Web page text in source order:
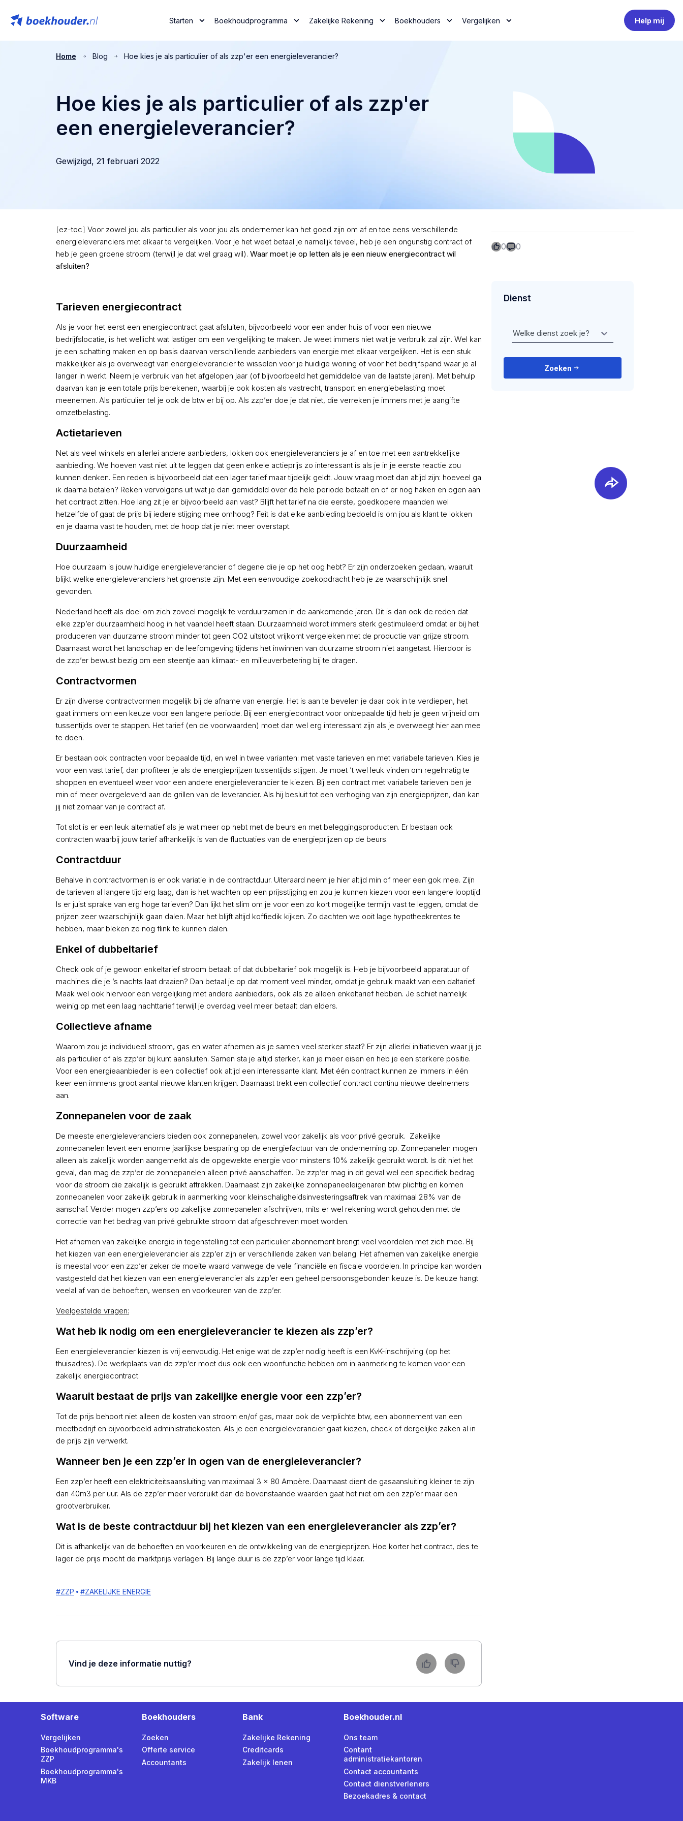
Starten Boekhoudprogramma Zakelijke Rekening Boekhouders Vergelijken Help mij
Home Blog Hoe kies je als particulier of als zzp'er een energieleverancier?
Hoe kies je als particulier of als zzp'er
een energieleverancier?
Gewijzigd, 21 februari 2022
[ez-toc] Voor zowel jou als particulier als voor jou als ondernemer kan het goed zijn om af en toe eens verschillende
energieleveranciers met elkaar te vergelijken. Voor je het weet betaal je namelijk teveel, heb je een ongunstig contract of
heb je geen groene stroom (terwijl je dat wel graag wil). Waar moet je op letten als je een nieuw energiecontract wil
afsluiten?
Tarieven energiecontract
Als je voor het eerst een energiecontract gaat afsluiten, bijvoorbeeld voor een ander huis of voor een nieuwe
bedrijfslocatie, is het wellicht wat lastiger om een vergelijking te maken. Je weet immers niet wat je verbruik zal zijn. Wel kan
je een schatting maken en op basis daarvan verschillende aanbieders van energie met elkaar vergelijken. Het is een stuk
makkelijker als je overweegt van energieleverancier te wisselen voor je huidige woning of voor het bedrijfspand waar je al
langer in werkt. Neem je verbruik van het afgelopen jaar (of bijvoorbeeld het gemiddelde van de laatste jaren). Met behulp
daarvan kan je een totale prijs berekenen, waarbij je ook kosten als vastrecht, transport en energiebelasting moet
meenemen. Als particulier tel je ook de btw er bij op. Als zzp’er doe je dat niet, die verreken je immers met je aangifte
omzetbelasting.
Actietarieven
Net als veel winkels en allerlei andere aanbieders, lokken ook energieleveranciers je af en toe met een aantrekkelijke
aanbieding. We hoeven vast niet uit te leggen dat geen enkele actieprijs zo interessant is als je in je eerste reactie zou
kunnen denken. Een reden is bijvoorbeeld dat een lager tarief maar tijdelijk geldt. Jouw vraag moet dan altijd zijn: hoeveel ga
ik daarna betalen? Reken vervolgens uit wat je dan gemiddeld over de hele periode betaalt en of er nog haken en ogen aan
het contract zitten. Hoe lang zit je er bijvoorbeeld aan vast? Blijft het tarief na die eerste, goedkopere maanden wel
hetzelfde of gaat de prijs bij iedere stijging mee omhoog? Feit is dat elke aanbieding bedoeld is om jou als klant te lokken
en je daarna vast te houden, met de hoop dat je niet meer overstapt.
Duurzaamheid
Hoe duurzaam is jouw huidige energieleverancier of degene die je op het oog hebt? Er zijn onderzoeken gedaan, waaruit
blijkt welke energieleveranciers het groenste zijn. Met een eenvoudige zoekopdracht heb je ze waarschijnlijk snel
gevonden.
Nederland heeft als doel om zich zoveel mogelijk te verduurzamen in de aankomende jaren. Dit is dan ook de reden dat
elke zzp’er duurzaamheid hoog in het vaandel heeft staan. Duurzaamheid wordt immers sterk gestimuleerd omdat er bij het
produceren van duurzame stroom minder tot geen CO2 uitstoot vrijkomt vergeleken met de productie van grijze stroom.
Daarnaast wordt het landschap en de leefomgeving tijdens het inwinnen van duurzame stroom niet aangetast. Hierdoor is
de zzp’er bewust bezig om een steentje aan klimaat- en milieuverbetering bij te dragen.
Contractvormen
Er zijn diverse contractvormen mogelijk bij de afname van energie. Het is aan te bevelen je daar ook in te verdiepen, het
gaat immers om een keuze voor een langere periode. Bij een energiecontract voor onbepaalde tijd heb je geen vrijheid om
tussentijds over te stappen. Het tarief (en de voorwaarden) moet dan wel erg interessant zijn als je overweegt hier aan mee
te doen.
Er bestaan ook contracten voor bepaalde tijd, en wel in twee varianten: met vaste tarieven en met variabele tarieven. Kies je
voor een vast tarief, dan profiteer je als de energieprijzen tussentijds stijgen. Je moet ’t wel leuk vinden om regelmatig te
shoppen en eventueel weer voor een andere energieleverancier te kiezen. Bij een contract met variabele tarieven ben je
min of meer overgeleverd aan de grillen van de leverancier. Als hij besluit tot een verhoging van zijn energieprijzen, dan kan
jij niet zomaar van je contract af.
Tot slot is er een leuk alternatief als je wat meer op hebt met de beurs en met beleggingsproducten. Er bestaan ook
contracten waarbij jouw tarief afhankelijk is van de fluctuaties van de energieprijzen op de beurs.
Contractduur
Behalve in contractvormen is er ook variatie in de contractduur. Uiteraard neem je hier altijd min of meer een gok mee. Zijn
de tarieven al langere tijd erg laag, dan is het wachten op een prijsstijging en zou je kunnen kiezen voor een langere looptijd.
Is er juist sprake van erg hoge tarieven? Dan lijkt het slim om je voor een zo kort mogelijke termijn vast te leggen, omdat de
prijzen zeer waarschijnlijk gaan dalen. Maar het blijft altijd koffiedik kijken. Zo dachten we ooit lage hypotheekrentes te
hebben, maar bleken ze nog flink te kunnen dalen.
Enkel of dubbeltarief
Check ook of je gewoon enkeltarief stroom betaalt of dat dubbeltarief ook mogelijk is. Heb je bijvoorbeeld apparatuur of
machines die je ’s nachts laat draaien? Dan betaal je op dat moment veel minder, omdat je gebruik maakt van een daltarief.
Maak wel ook hiervoor een vergelijking met andere aanbieders, ook als ze alleen enkeltarief hebben. Je schiet namelijk
weinig op met een laag nachttarief terwijl je overdag veel meer betaalt dan elders.
Collectieve afname
Waarom zou je individueel stroom, gas en water afnemen als je samen veel sterker staat? Er zijn allerlei initiatieven waar jij je
als particulier of als zzp’er bij kunt aansluiten. Samen sta je altijd sterker, kan je meer eisen en heb je een sterkere positie.
Voor een energieaanbieder is een collectief ook altijd een interessante klant. Met één contract kunnen ze immers in één
keer een immens groot aantal nieuwe klanten krijgen. Daarnaast trekt een collectief contract continu nieuwe deelnemers
aan.
Zonnepanelen voor de zaak
De meeste energieleveranciers bieden ook zonnepanelen, zowel voor zakelijk als voor privé gebruik. Zakelijke
zonnepanelen levert een enorme jaarlijkse besparing op de energiefactuur van de onderneming op. Zonnepanelen mogen
alleen als zakelijk worden aangemerkt als de opgewekte energie voor minstens 10% zakelijk gebruikt wordt. Is dit niet het
geval, dan mag de zzp’er de zonnepanelen alleen privé aanschaffen. De zzp’er mag in dit geval wel een specifiek bedrag
voor de stroom die zakelijk is gebruikt aftrekken. Daarnaast zijn zakelijke zonnepaneeleigenaren btw plichtig en komen
zonnepanelen voor zakelijk gebruik in aanmerking voor kleinschaligheidsinvesteringsaftrek van maximaal 28% van de
aanschaf. Verder mogen zzp’ers op zakelijke zonnepanelen afschrijven, mits er wel rekening wordt gehouden met de
correctie van het bedrag van privé gebruikte stroom dat afgeschreven moet worden.
Het afnemen van zakelijke energie in tegenstelling tot een particulier abonnement brengt veel voordelen met zich mee. Bij
het kiezen van een energieleverancier als zzp’er zijn er verschillende zaken van belang. Het afnemen van zakelijke energie
is meestal voor een zzp’er zeker de moeite waard vanwege de vele financiële en fiscale voordelen. In principe kan worden
vastgesteld dat het kiezen van een energieleverancier als zzp’er een geheel persoonsgebonden keuze is. De keuze hangt
veelal af van de behoeften, wensen en voorkeuren van de zzp’er.
Veelgestelde vragen:
Wat heb ik nodig om een energieleverancier te kiezen als zzp’er?
Een energieleverancier kiezen is vrij eenvoudig. Het enige wat de zzp’er nodig heeft is een KvK-inschrijving (op het
thuisadres). De werkplaats van de zzp’er moet dus ook een woonfunctie hebben om in aanmerking te komen voor een
zakelijk energiecontract.
Waaruit bestaat de prijs van zakelijke energie voor een zzp’er?
Tot de prijs behoort niet alleen de kosten van stroom en/of gas, maar ook de verplichte btw, een abonnement van een
meetbedrijf en bijvoorbeeld administratiekosten. Als je een energieleverancier gaat kiezen, check of dergelijke zaken al in
de prijs zijn verwerkt.
Wanneer ben je een zzp’er in ogen van de energieleverancier?
Een zzp’er heeft een elektriciteitsaansluiting van maximaal 3 x 80 Ampère. Daarnaast dient de gasaansluiting kleiner te zijn
dan 40m3 per uur. Als de zzp’er meer verbruikt dan de bovenstaande waarden gaat het niet om een zzp’er maar een
grootverbruiker.
Wat is de beste contractduur bij het kiezen van een energieleverancier als zzp’er?
Dit is afhankelijk van de behoeften en voorkeuren en de ontwikkeling van de energieprijzen. Hoe korter het contract, des te
lager de prijs mocht de marktprijs verlagen. Bij lange duur is de zzp’er voor lange tijd klaar.
#ZZP #ZAKELIJKE ENERGIE
Vind je deze informatie nuttig?
0 0
Dienst
Welke dienst zoek je?
Zoeken
Software
Vergelijken
Boekhoudprogramma's
ZZP
Boekhoudprogramma's
MKB
Boekhouders
Zoeken
Offerte service
Accountants
Bank
Zakelijke Rekening
Creditcards
Zakelijk lenen
Boekhouder.nl
Ons team
Contant
administratiekantoren
Contact accountants
Contact dienstverleners
Bezoekadres & contact